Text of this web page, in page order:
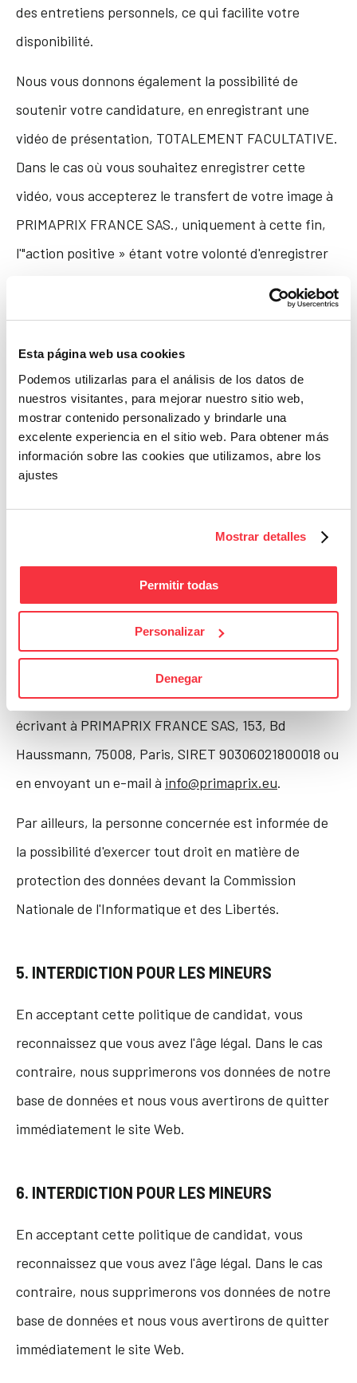
Esta página web usa cookies
Podemos utilizarlas para el análisis de los datos de
nuestros visitantes, para mejorar nuestro sitio web,
mostrar contenido personalizado y brindarle una
excelente experiencia en el sitio web. Para obtener más
información sobre las cookies que utilizamos, abre los
ajustes
Mostrar detalles
Permitir todas
Personalizar
Denegar
des entretiens personnels, ce qui facilite votre
disponibilité.
Nous vous donnons également la possibilité de
soutenir votre candidature, en enregistrant une
vidéo de présentation, TOTALEMENT FACULTATIVE.
Dans le cas où vous souhaitez enregistrer cette
vidéo, vous accepterez le transfert de votre image à
PRIMAPRIX FRANCE SAS., uniquement à cette fin,
l'"action positive » étant votre volonté d'enregistrer
Nous vous informons que les accords de
confidentialité correspondants ont été signés avec
les fournisseurs correspondants afin d'assurer la
sécurité de vos données.
En acceptant la politique de confidentialité, vous
acceptez ces conditions.
4. EXERCICE DES DROITS
Vous pouvez exercer vos droits d'accès, de
rectification, d'annulation, d'effacement, de
portabilité auprès du responsable du traitement, en
écrivant à PRIMAPRIX FRANCE SAS, 153, Bd
Haussmann, 75008, Paris, SIRET 90306021800018 ou
en envoyant un e-mail à info@primaprix.eu.
Par ailleurs, la personne concernée est informée de
la possibilité d'exercer tout droit en matière de
protection des données devant la Commission
Nationale de l'Informatique et des Libertés.
5. INTERDICTION POUR LES MINEURS
En acceptant cette politique de candidat, vous
reconnaissez que vous avez l'âge légal. Dans le cas
contraire, nous supprimerons vos données de notre
base de données et nous vous avertirons de quitter
immédiatement le site Web.
6. INTERDICTION POUR LES MINEURS
En acceptant cette politique de candidat, vous
reconnaissez que vous avez l'âge légal. Dans le cas
contraire, nous supprimerons vos données de notre
base de données et nous vous avertirons de quitter
immédiatement le site Web.